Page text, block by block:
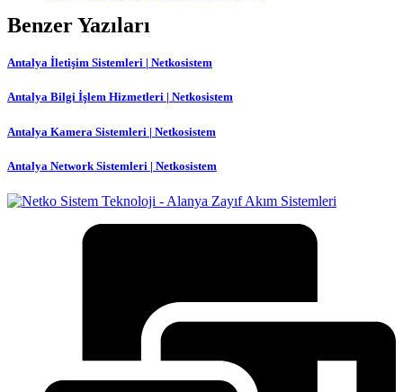
Benzer Yazıları
Antalya İletişim Sistemleri | Netkosistem
Antalya Bilgi İşlem Hizmetleri | Netkosistem
Antalya Kamera Sistemleri | Netkosistem
Antalya Network Sistemleri | Netkosistem